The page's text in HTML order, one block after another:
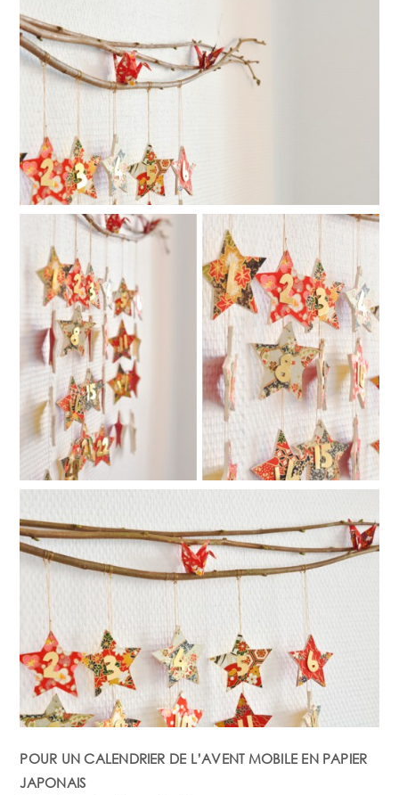
POUR UN CALENDRIER DE L’AVENT MOBILE EN PAPIER
JAPONAIS